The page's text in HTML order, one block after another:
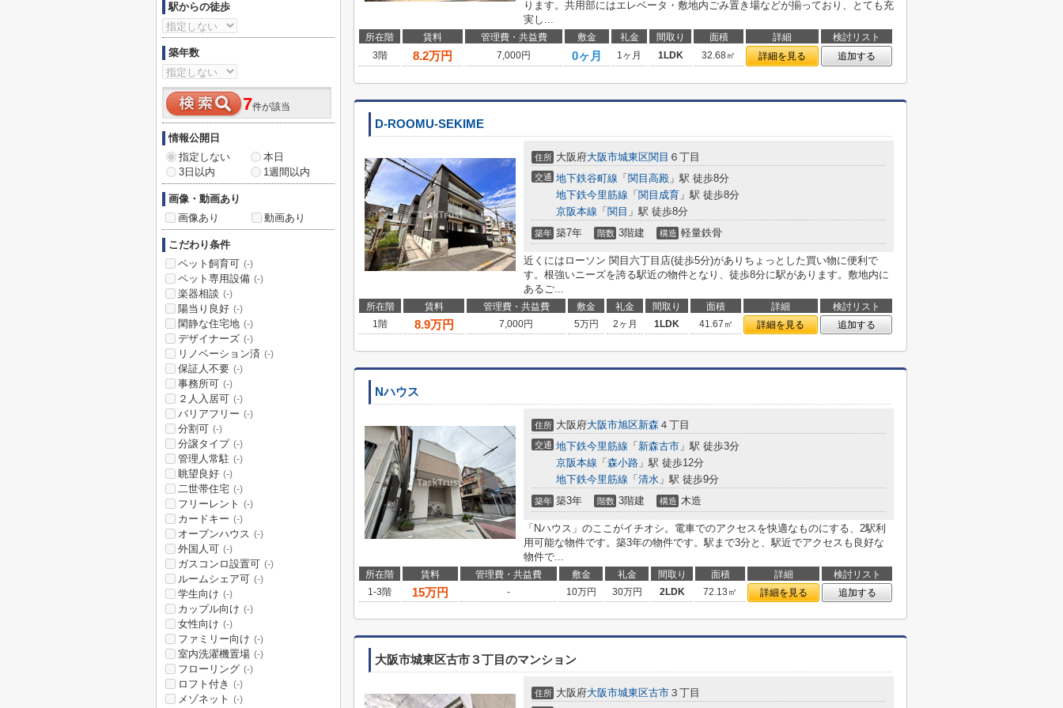
ります。共用部にはエレベータ・敷地内ごみ置き場などが揃っており、とても充
実し...
所在階 賃料 管理費・共益費 敷金 礼金 間取り 面積 詳細
検討リスト
3階
8.2万円 7,000円 0ヶ月 1ヶ月 1LDK 32.68㎡ 詳細を見る 追加する
D-ROOMU-SEKIME
住所 大阪府大阪市城東区関目 ６丁目
交通 地下鉄谷町線 「 関目高殿 」駅 徒歩8分
地下鉄今里筋線 「 関目成育 」駅 徒歩8分
京阪本線 「 関目 」駅 徒歩8分
築年 築7年 階数 3階建 構造 軽量鉄骨
近くにはローソン 関目六丁目店(徒歩5分)がありちょっとした買い物に便利で
す。根強いニーズを誇る駅近の物件となり、徒歩8分に駅があります。敷地内に
あるご...
所在階 賃料 管理費・共益費 敷金 礼金 間取り 面積 詳細
検討リスト
1階
8.9万円 7,000円 5万円 2ヶ月 1LDK 41.67㎡ 詳細を見る 追加する
Nハウス
住所 大阪府大阪市旭区新森 ４丁目
交通 地下鉄今里筋線 「 新森古市 」駅 徒歩3分
京阪本線 「 森小路 」駅 徒歩12分
地下鉄今里筋線 「 清水 」駅 徒歩9分
築年 築3年 階数 3階建 構造 木造
「Nハウス」のここがイチオシ。電車でのアクセスを快適なものにする、2駅利
用可能な物件です。築3年の物件です。駅まで3分と、駅近でアクセスも良好な
物件で...
所在階 賃料 管理費・共益費 敷金 礼金 間取り 面積 詳細
検討リスト
1-3階
15万円 - 10万円 30万円 2LDK 72.13㎡ 詳細を見る 追加する
大阪市城東区古市３丁目のマンション
住所 大阪府大阪市城東区古市 ３丁目
駅からの徒歩
築年数
7件が該当
情報公開日
指定しない
本日
3日以内
1週間以内
画像・動画あり
画像あり
動画あり
こだわり条件
ペット飼育可 (-)
ペット専用設備 (-)
楽器相談 (-)
陽当り良好 (-)
閑静な住宅地 (-)
デザイナーズ (-)
リノベーション済 (-)
保証人不要 (-)
事務所可 (-)
２人入居可 (-)
バリアフリー (-)
分割可 (-)
分譲タイプ (-)
管理人常駐 (-)
眺望良好 (-)
二世帯住宅 (-)
フリーレント (-)
カードキー (-)
オープンハウス (-)
外国人可 (-)
ガスコンロ設置可 (-)
ルームシェア可 (-)
学生向け (-)
カップル向け (-)
女性向け (-)
ファミリー向け (-)
室内洗濯機置場 (-)
フローリング (-)
ロフト付き (-)
メゾネット (-)